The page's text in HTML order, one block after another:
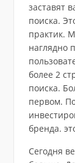
заставят
поиска.
практик.
наглядно
более 2
поиска.
первом.
бренда.
Сегодня